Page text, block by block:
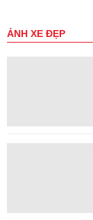
ẢNH XE ĐẸP